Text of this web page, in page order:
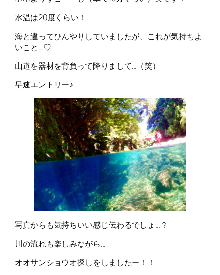
水温は20度くらい！
海と違ってひんやりしていましたが、これが気持ちよ
いこと…♡
山道を器材を背負って降りまして…（笑）
早速エントリー♪
写真からも気持ちいい感じ伝わるでしょ…？
川の流れも楽しみながら…
オオサンショウオ探しをしましたー！！